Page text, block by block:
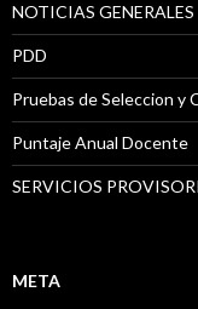
NOTICIAS GENERALES
PDD
Pruebas de Seleccion y
Puntaje Anual Docente
SERVICIOS
META